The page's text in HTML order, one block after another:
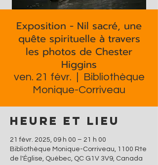
Exposition - Nil sacré, une
quête spirituelle à travers
les photos de Chester
Higgins
ven. 21 févr.
Bibliothèque
Monique-Corriveau
Heure et lieu
21 févr. 2025, 09 h 00 – 21 h 00
Bibliothèque Monique-Corriveau, 1100 Rte
de l'Église, Québec, QC G1V 3V9, Canada